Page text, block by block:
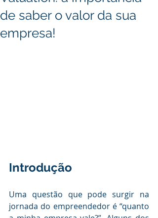
de saber o valor da sua
empresa!
Introdução
Uma questão que pode surgir na
jornada do empreendedor é “quanto